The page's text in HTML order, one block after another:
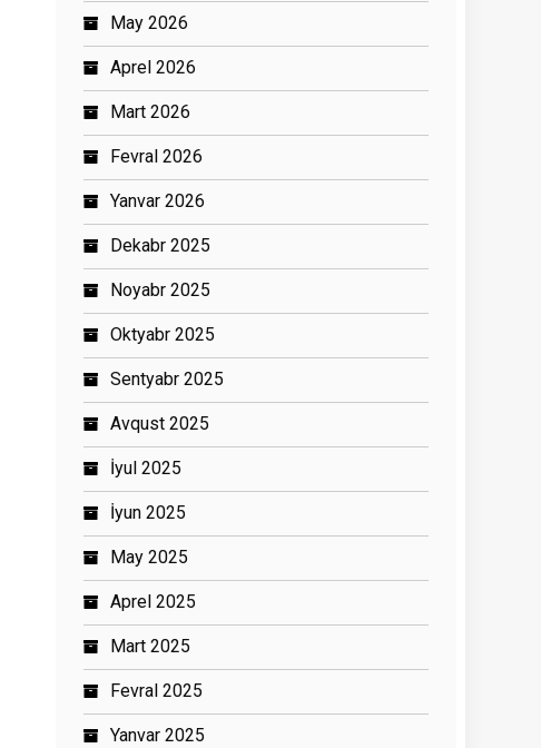
May 2026
Aprel 2026
Mart 2026
Fevral 2026
Yanvar 2026
Dekabr 2025
Noyabr 2025
Oktyabr 2025
Sentyabr 2025
Avqust 2025
İyul 2025
İyun 2025
May 2025
Aprel 2025
Mart 2025
Fevral 2025
Yanvar 2025